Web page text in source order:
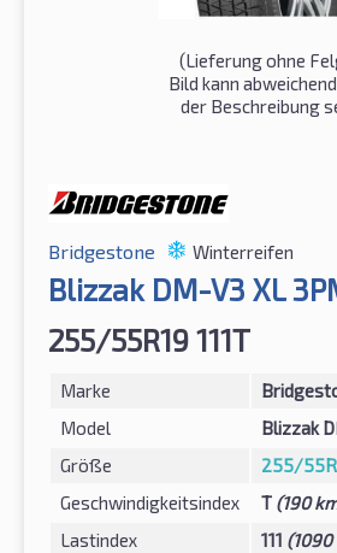
(Lieferung ohne
Bild kann
der Beschreibung
Bridgestone Winterreifen
Blizzak DM-V3 XL
255/55R19 111T
Marke
Model
Blizzak
Größe
255/
Geschwindigkeitsindex
T (190
Lastindex
111 (1090